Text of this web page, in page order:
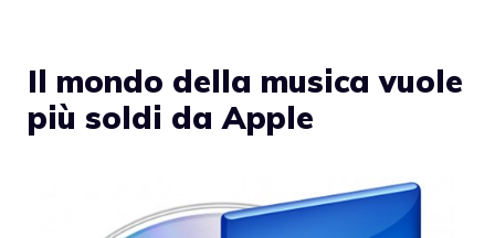
Il mondo della musica vuole
più soldi da Apple